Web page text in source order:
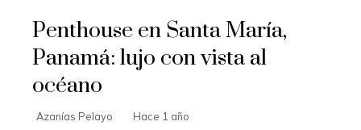
Penthouse en Santa María,
Panamá: lujo con vista al
océano
Azanías Pelayo Hace 1 año